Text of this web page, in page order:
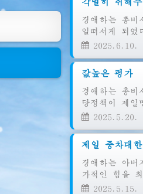
각별히 취해
경애하는 총비
일떠서게 되였
2025.6.10.
값높은 평가
경애하는 총비
당정책이 제일
2025.5.20.
제일 중차대
경애하는 아버
가적인 힘을
2025.5.15.